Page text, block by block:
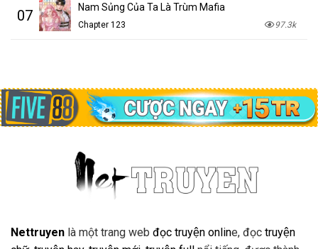
07 Nam Sủng Của Ta Là Trùm Mafia
Chapter 123 97.3k
Nettruyen là một trang web đọc truyện online, đọc truyện